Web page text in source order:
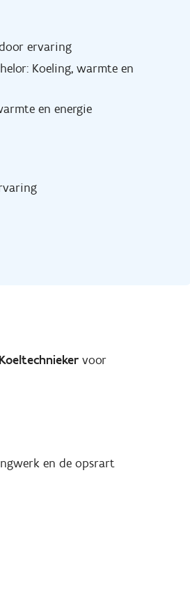
ervaring
Koeling, warmte en
en energie
voor
en de opsrart